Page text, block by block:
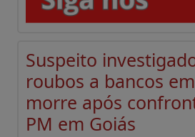
Suspeito
roubos a bancos
morre após
PM em Goiás